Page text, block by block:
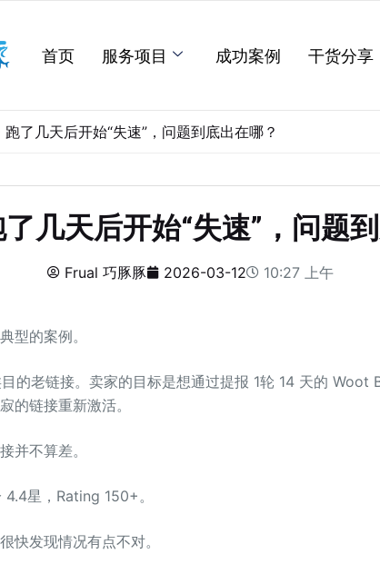
首页 服务项目 成功案例 干货分享
了几天后开始“失速”，问题到底出在哪？
几天后开始“失速”，问题
Frual 巧豚豚 2026-03-12 10:27 上午
型的案例。
的老链接。卖家的目标是想通过提报 1轮 14 天的 Woot
的链接重新激活。
并不算差。
星，Rating 150+。
快发现情况有点不对。